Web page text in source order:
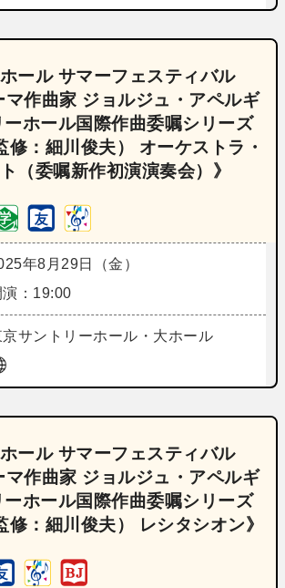
ール サマーフェスティバル
作曲家 ジョルジュ・アペルギ
ーホール国際作曲委嘱シリーズ
修：細川俊夫） オーケストラ・
（委嘱新作初演演奏会）》
年8月29日（金）
演：19:00
京サントリーホール・大ホール
ール サマーフェスティバル
作曲家 ジョルジュ・アペルギ
ーホール国際作曲委嘱シリーズ
修：細川俊夫） レシタシオン》